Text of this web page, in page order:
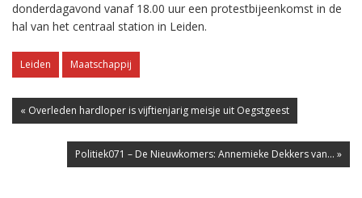
donderdagavond vanaf 18.00 uur een protestbijeenkomst in de
hal van het centraal station in Leiden.
Leiden Maatschappij
« Overleden hardloper is vijftienjarig meisje uit Oegstgeest
Politiek071 – De Nieuwkomers: Annemieke Dekkers van... »